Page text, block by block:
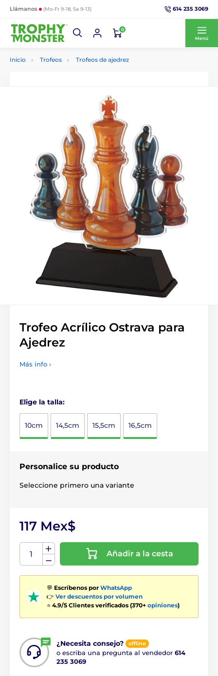
Llámanos (Mo-Fr 9-18, Sa 9-13) 614 235 3069
0
Menú
Inicio Trofeos Trofeos de ajedrez
Trofeo Acrílico Ostrava para
Ajedrez
Más info ›
Elige la talla:
10cm 14,5cm 15,5cm 16,5cm
Personalice su producto
Seleccione primero una variante
117 Mex$
Añadir a la cesta
💬 Escríbenos por WhatsApp
👉 Ver descuentos por volumen
⭐ 4.9/5 Clientes verificados (370+ opiniones)
¿Necesita consejo? offline
o escriba una pregunta al vendedor 614
235 3069